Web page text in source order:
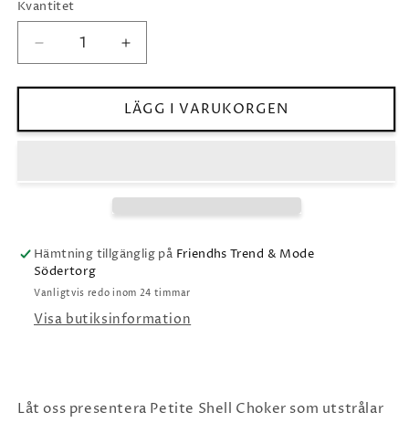
Kvantitet
Minska
kvantitet
för
Svedbom
Öka
kvantitet
för
Caroline
Svedbom
LÄGG I VARUKORGEN
Hämtning tillgänglig på Friendhs Trend & Mode
Södertorg
Vanligtvis redo inom 24 timmar
Visa butiksinformation
Låt oss presentera Petite Shell Choker som utstrålar